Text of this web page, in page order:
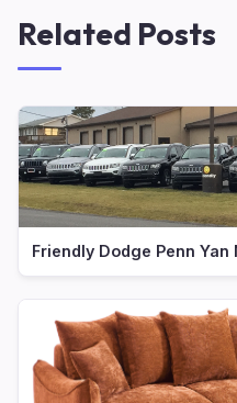
Related Posts
Friendly Dodge Penn Yan